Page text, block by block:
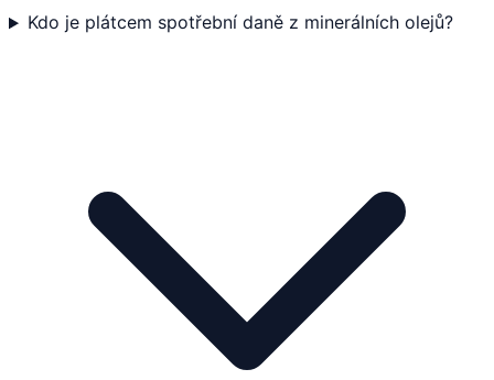
Kdo je plátcem spotřební daně z minerálních olejů?